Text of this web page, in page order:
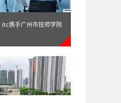
携手广州市技师学院